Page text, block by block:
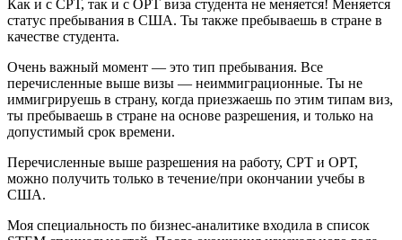
Как и с СРТ, так и с ОРТ виза студента не меняется! Меняется
статус пребывания в США. Ты также пребываешь в стране в
качестве студента.
Очень важный момент — это тип пребывания. Все
перечисленные выше визы — неиммиграционные. Ты не
иммигрируешь в страну, когда приезжаешь по этим типам виз,
ты пребываешь в стране на основе разрешения, и только на
допустимый срок времени.
Перечисленные выше разрешения на работу, СРТ и ОРТ,
можно получить только в течение/при окончании учебы в
США.
Моя специальность по бизнес-аналитике входила в список